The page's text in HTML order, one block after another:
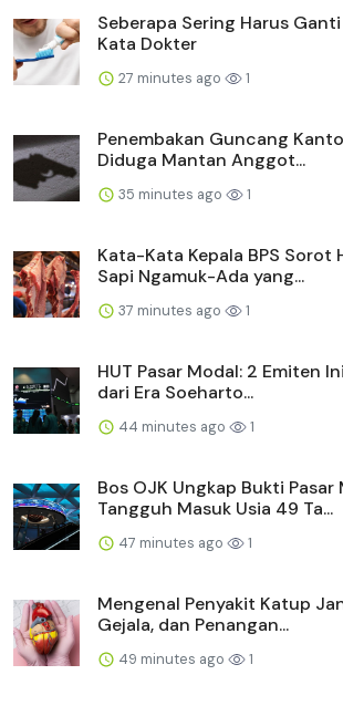
Seberapa Sering Harus
Kata Dokter
27 minutes ago 1
Penembakan Guncang
Diduga Mantan Anggot...
35 minutes ago 1
Kata-Kata Kepala BPS Sorot
Sapi Ngamuk-Ada yang...
37 minutes ago 1
HUT Pasar Modal: 2 Emiten
dari Era Soeharto...
44 minutes ago 1
Bos OJK Ungkap Bukti Pasar
Tangguh Masuk Usia 49 Ta...
47 minutes ago 1
Mengenal Penyakit Katup
Gejala, dan Penangan...
49 minutes ago 1